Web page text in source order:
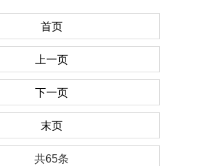
首页
上一页
下一页
末页
共65条